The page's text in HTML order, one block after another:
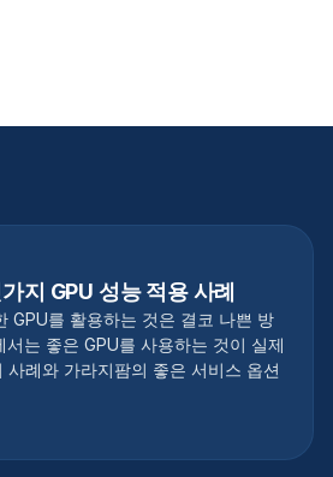
지 GPU 성능 적용 사례
GPU를 활용하는 것은 결코 나쁜 방
서는 좋은 GPU를 사용하는 것이 실제
사례와 가라지팜의 좋은 서비스 옵션